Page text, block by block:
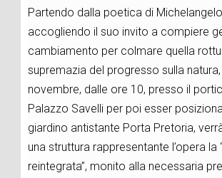
Partendo dalla poetica di
accogliendo il suo invito a compiere
cambiamento per colmare quella
supremazia del progresso sulla
novembre, dalle ore 10, presso il
Palazzo Savelli per poi esser
giardino antistante Porta Pretoria,
una struttura rappresentante l’opera la
reintegrata”, monito alla necessaria